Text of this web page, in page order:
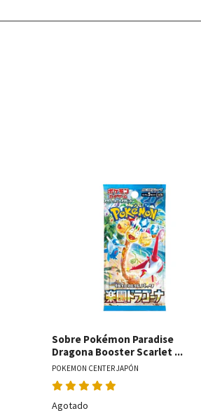
Ver detalles
Sobre Pokémon Paradise
Dragona Booster Scarlet ...
POKEMON CENTER JAPÓN
Agotado